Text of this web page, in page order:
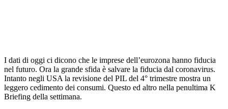
I dati di oggi ci dicono che le imprese dell’eurozona hanno fiducia
nel futuro. Ora la grande sfida è salvare la fiducia dal coronavirus.
Intanto negli USA la revisione del PIL del 4° trimestre mostra un
leggero cedimento dei consumi. Questo ed altro nella penultima K
Briefing della settimana.